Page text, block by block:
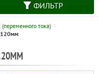
ФИЛЬТР
тока)